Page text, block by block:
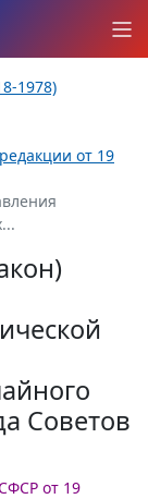
1978)
от 19
Советов
от 19